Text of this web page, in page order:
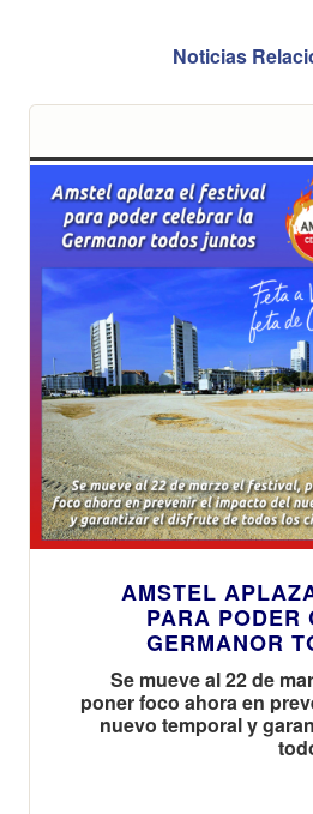
Noticias
AMSTEL
PARA PODER
GERMANOR
Se mueve al 22 de
poner foco ahora en
nuevo temporal y